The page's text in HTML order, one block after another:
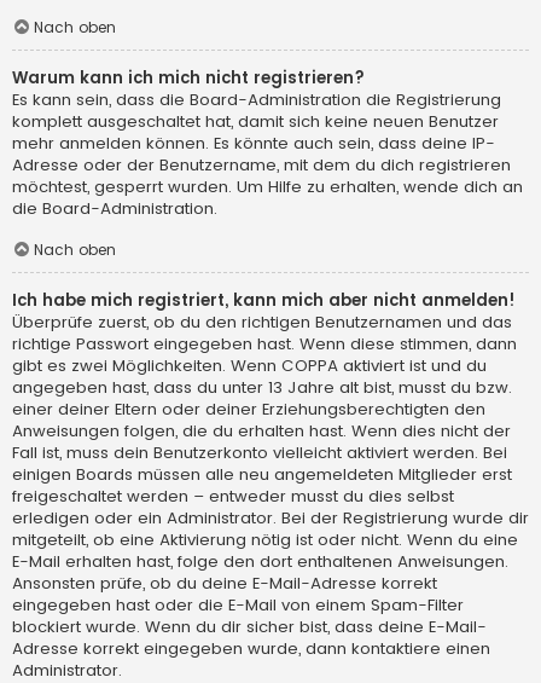
Nach oben
Warum kann ich mich nicht registrieren?
Es kann sein, dass die Board-Administration die Registrierung
komplett ausgeschaltet hat, damit sich keine neuen Benutzer
mehr anmelden können. Es könnte auch sein, dass deine IP-
Adresse oder der Benutzername, mit dem du dich registrieren
möchtest, gesperrt wurden. Um Hilfe zu erhalten, wende dich an
die Board-Administration.
Nach oben
Ich habe mich registriert, kann mich aber nicht anmelden!
Überprüfe zuerst, ob du den richtigen Benutzernamen und das
richtige Passwort eingegeben hast. Wenn diese stimmen, dann
gibt es zwei Möglichkeiten. Wenn COPPA aktiviert ist und du
angegeben hast, dass du unter 13 Jahre alt bist, musst du bzw.
einer deiner Eltern oder deiner Erziehungsberechtigten den
Anweisungen folgen, die du erhalten hast. Wenn dies nicht der
Fall ist, muss dein Benutzerkonto vielleicht aktiviert werden. Bei
einigen Boards müssen alle neu angemeldeten Mitglieder erst
freigeschaltet werden – entweder musst du dies selbst
erledigen oder ein Administrator. Bei der Registrierung wurde dir
mitgeteilt, ob eine Aktivierung nötig ist oder nicht. Wenn du eine
E-Mail erhalten hast, folge den dort enthaltenen Anweisungen.
Ansonsten prüfe, ob du deine E-Mail-Adresse korrekt
eingegeben hast oder die E-Mail von einem Spam-Filter
blockiert wurde. Wenn du dir sicher bist, dass deine E-Mail-
Adresse korrekt eingegeben wurde, dann kontaktiere einen
Administrator.